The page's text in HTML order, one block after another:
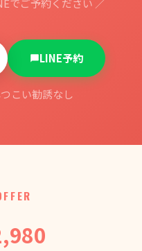
LINE予約
こい勧誘なし